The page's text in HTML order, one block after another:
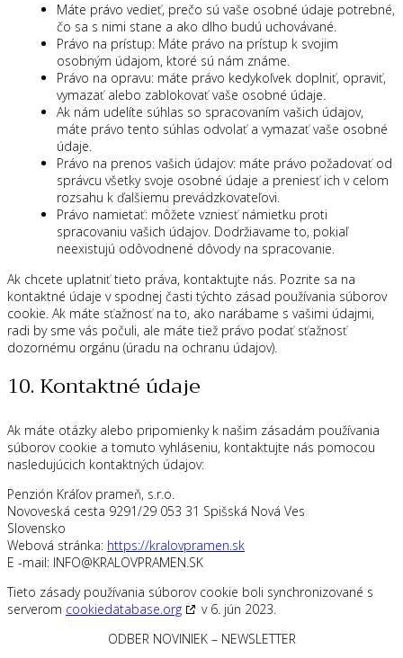
Máte právo vedieť, prečo sú vaše osobné údaje potrebné,
čo sa s nimi stane a ako dlho budú uchovávané.
Právo na prístup: Máte právo na prístup k svojim
osobným údajom, ktoré sú nám známe.
Právo na opravu: máte právo kedykoľvek doplniť, opraviť,
vymazať alebo zablokovať vaše osobné údaje.
Ak nám udelíte súhlas so spracovaním vašich údajov,
máte právo tento súhlas odvolať a vymazať vaše osobné
údaje.
Právo na prenos vašich údajov: máte právo požadovať od
správcu všetky svoje osobné údaje a preniesť ich v celom
rozsahu k ďalšiemu prevádzkovateľovi.
Právo namietať: môžete vzniesť námietku proti
spracovaniu vašich údajov. Dodržiavame to, pokiaľ
neexistujú odôvodnené dôvody na spracovanie.
Ak chcete uplatniť tieto práva, kontaktujte nás. Pozrite sa na
kontaktné údaje v spodnej časti týchto zásad používania súborov
cookie. Ak máte sťažnosť na to, ako narábame s vašimi údajmi,
radi by sme vás počuli, ale máte tiež právo podať sťažnosť
dozornému orgánu (úradu na ochranu údajov).
10. Kontaktné údaje
Ak máte otázky alebo pripomienky k našim zásadám používania
súborov cookie a tomuto vyhláseniu, kontaktujte nás pomocou
nasledujúcich kontaktných údajov:
Penzión Kráľov prameň, s.r.o.
Novoveská cesta 9291/29 053 31 Spišská Nová Ves
Slovensko
Webová stránka: https://kralovpramen.sk
E -mail: INFO@KRALOVPRAMEN.SK
Tieto zásady používania súborov cookie boli synchronizované s
serverom cookiedatabase.org
v 6. jún 2023.
ODBER NOVINIEK – NEWSLETTER